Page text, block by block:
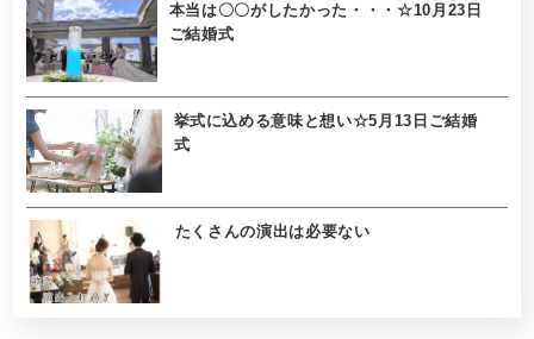
本当は〇〇がしたかった・・・☆10月23日
ご結婚式
挙式に込める意味と想い☆5月13日ご結婚
式
たくさんの演出は必要ない